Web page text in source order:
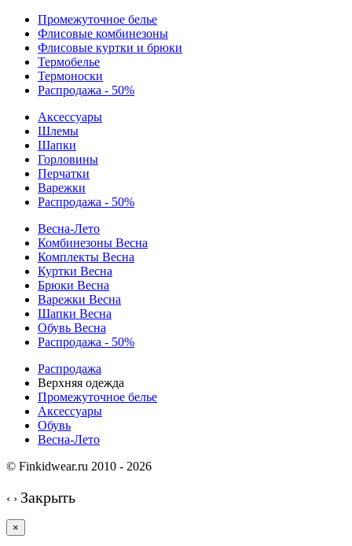
Промежуточное белье
Флисовые комбинезоны
Флисовые куртки и брюки
Термобелье
Термоноски
Распродажа - 50%
Аксессуары
Шлемы
Шапки
Горловины
Перчатки
Варежки
Распродажа - 50%
Весна-Лето
Комбинезоны Весна
Комплекты Весна
Куртки Весна
Брюки Весна
Варежки Весна
Шапки Весна
Обувь Весна
Распродажа - 50%
Распродажа
Верхняя одежда
Промежуточное белье
Аксессуары
Обувь
Весна-Лето
© Finkidwear.ru 2010 - 2026
‹ › Закрыть
×